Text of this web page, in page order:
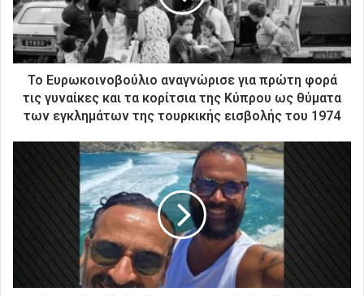
λ
ε
κ
τ
Το Ευρωκοινοβούλιο αναγνώρισε για πρώτη φορά
τις γυναίκες και τα κορίτσια της Κύπρου ως θύματα
των εγκλημάτων της τουρκικής εισβολής του 1974